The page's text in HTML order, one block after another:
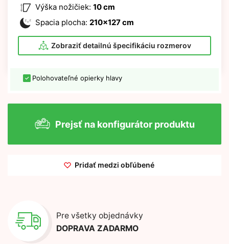
Výška nožičiek: 10 cm
Spacia plocha: 210x127 cm
Zobraziť detailnú špecifikáciu rozmerov
Polohovateľné opierky hlavy
Prejsť na konfigurátor produktu
Pridať medzi obľúbené
Pre všetky objednávky
DOPRAVA ZADARMO